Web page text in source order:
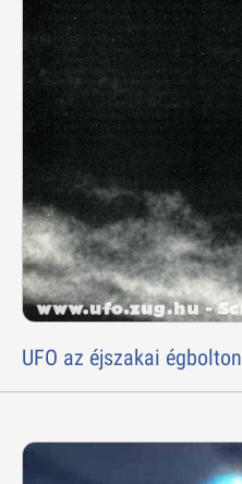
UFO az éjszakai égbolton